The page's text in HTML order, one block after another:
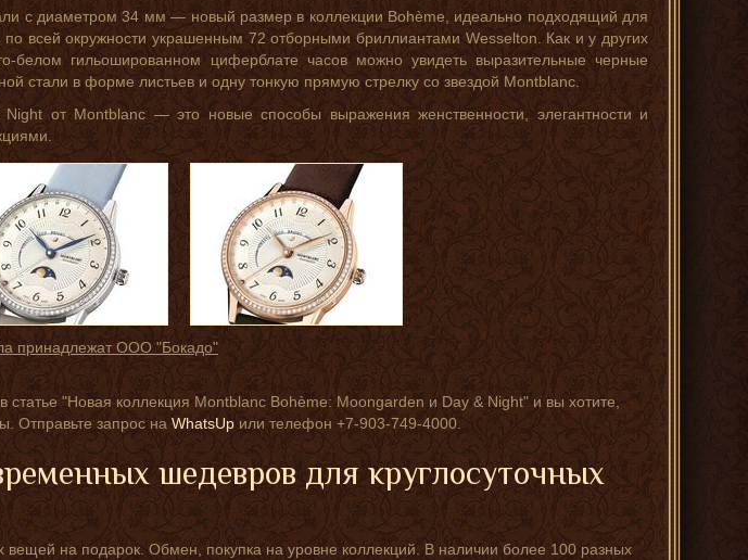
с диаметром 34 мм — новый размер в коллекции Bohème, идеально подходящий для
всей окружности украшенным 72 отборными бриллиантами Wesselton. Как и у других
белом гильошированном циферблате часов можно увидеть выразительные черные
стали в форме листьев и одну тонкую прямую стрелку со звездой Montblanc.
от Montblanc — это новые способы выражения женственности, элегантности и
принадлежат ООО "Бокадо"
статье "Новая коллекция Montblanc Bohème: Moongarden и Day & Night" и вы хотите,
Отправьте запрос на WhatsUpили телефон +7-903-749-4000.
шедевров для круглосуточных
вещей на подарок. Обмен, покупка на уровне коллекций. В наличии более 100 разных